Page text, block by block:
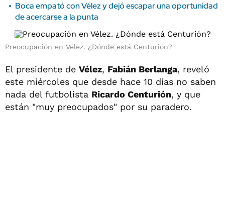
Boca empató con Vélez y dejó escapar una oportunidad
de acercarse a la punta
Preocupación en Vélez. ¿Dónde está Centurión?
El presidente de Vélez, Fabián Berlanga, reveló
este miércoles que desde hace 10 días no saben
nada del futbolista Ricardo Centurión, y que
están "muy preocupados" por su paradero.